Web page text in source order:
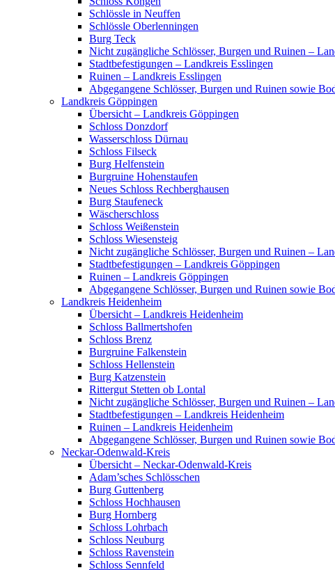
Schlössle in Neuffen
Schlössle Oberlenningen
Burg Teck
Nicht zugängliche Schlösser, Burgen und Ruinen –
Stadtbefestigungen – Landkreis Esslingen
Ruinen – Landkreis Esslingen
Abgegangene Schlösser, Burgen und Ruinen sowie
Landkreis Göppingen
Übersicht – Landkreis Göppingen
Schloss Donzdorf
Wasserschloss Dürnau
Schloss Filseck
Burg Helfenstein
Burgruine Hohenstaufen
Neues Schloss Rechberghausen
Burg Staufeneck
Wäscherschloss
Schloss Weißenstein
Schloss Wiesensteig
Nicht zugängliche Schlösser, Burgen und Ruinen –
Stadtbefestigungen – Landkreis Göppingen
Ruinen – Landkreis Göppingen
Abgegangene Schlösser, Burgen und Ruinen sowie
Landkreis Heidenheim
Übersicht – Landkreis Heidenheim
Schloss Ballmertshofen
Schloss Brenz
Burgruine Falkenstein
Schloss Hellenstein
Burg Katzenstein
Rittergut Stetten ob Lontal
Nicht zugängliche Schlösser, Burgen und Ruinen –
Stadtbefestigungen – Landkreis Heidenheim
Ruinen – Landkreis Heidenheim
Abgegangene Schlösser, Burgen und Ruinen sowie
Neckar-Odenwald-Kreis
Übersicht – Neckar-Odenwald-Kreis
Adam’sches Schlösschen
Burg Guttenberg
Schloss Hochhausen
Burg Hornberg
Schloss Lohrbach
Schloss Neuburg
Schloss Ravenstein
Schloss Sennfeld